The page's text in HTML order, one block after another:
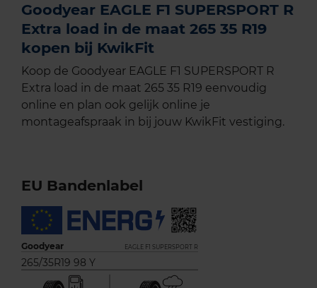
Goodyear EAGLE F1 SUPERSPORT R
Extra load in de maat 265 35 R19
kopen bij KwikFit
Koop de Goodyear EAGLE F1 SUPERSPORT R
Extra load in de maat 265 35 R19 eenvoudig
online en plan ook gelijk online je
montageafspraak in bij jouw KwikFit vestiging.
EU Bandenlabel
Goodyear EAGLE F1 SUPERSPORT R
265/35R19 98 Y